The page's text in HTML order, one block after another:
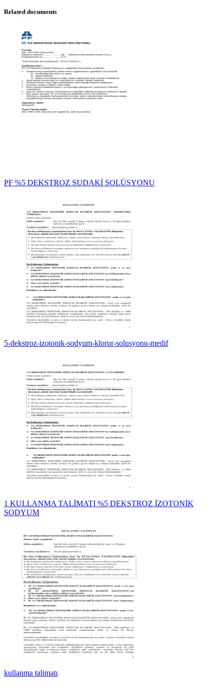
Related documents
PF %5 DEKSTROZ SUDAKİ SOLÜSYONU
5-dekstroz-izotonik-sodyum-klorur-solusyonu-medif
1 KULLANMA TALİMATI %5 DEKSTROZ İZOTONİK
SODYUM
kullanma talimatı